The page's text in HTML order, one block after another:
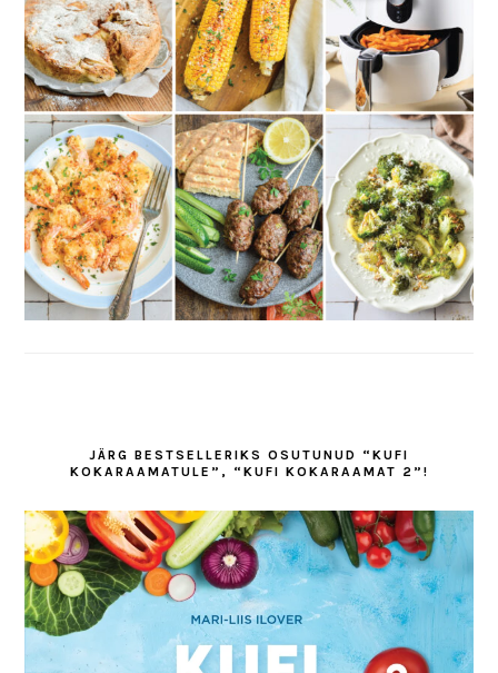
JÄRG BESTSELLERIKS OSUTUNUD “KUFI
KOKARAAMATULE”, “KUFI KOKARAAMAT 2”!